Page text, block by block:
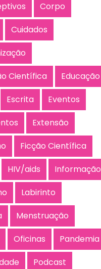
Corpo
Cuidados
Científica
Educação
Escrita
Eventos
Extensão
Ficção Científica
HIV/aids
Informação
Labirinto
Menstruação
Oficinas
Pandemia
Podcast